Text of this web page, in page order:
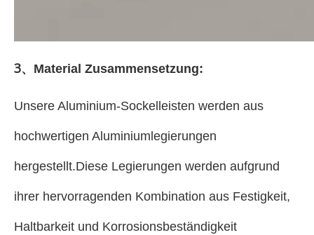
3、 Material Zusammensetzung:
Unsere Aluminium-Sockelleisten werden aus
hochwertigen Aluminiumlegierungen
hergestellt.Diese Legierungen werden aufgrund
ihrer hervorragenden Kombination aus Festigkeit,
Haltbarkeit und Korrosionsbeständigkeit